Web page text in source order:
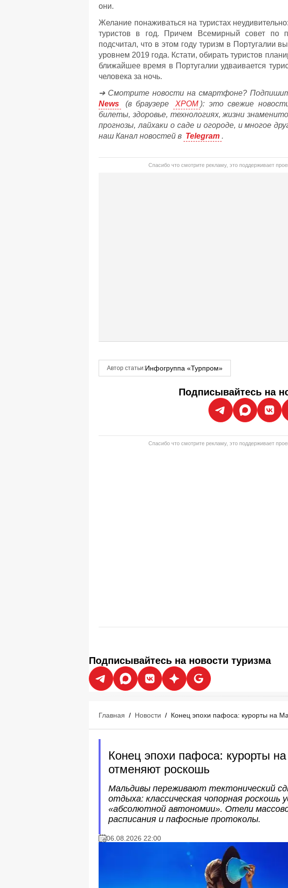
они.
Желание понаживаться на туристах
туристов в год. Причем Всемирный совет по
подсчитал, что в этом году туризм в Португалии
уровнем 2019 года. Кстати, обирать туристов
ближайшее время в Португалии удваивается
человека за ночь.
➔ Смотрите новости на смартфоне?
News
(в браузере ХРОМ ): это свежие
билеты, здоровье, технологиях, жизни
прогнозы, лайхаки о саде и огороде, и многое
наш Канал новостей в Telegram .
Спасибо что смотрите рекламу, это поддерживает
Автор статьи:Инфогруппа «Турпром»
Подписывайтесь на
Спасибо что смотрите рекламу, это поддерживает
Подписывайтесь на новости туризма
Главная / Новости / Конец эпохи пафоса: курорты на
Конец эпохи пафоса: курорты
отменяют роскошь
Мальдивы переживают тектонический
отдыха: классическая чопорная
«абсолютной автономии». Отели
расписания и пафосные протоколы.
06.08.2026 22:00